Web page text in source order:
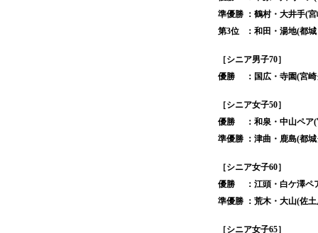
準優勝 ：鶴村・大井手(
第3位
：和田・湯地(都
［シニア男子70］
優勝
：国広・寺園(宮
［シニア女子50］
優勝
：和泉・中山ペ
準優勝 ：津曲・鹿島(都
［シニア女子60］
優勝
：江頭・白ケ澤
準優勝 ：荒木・大山(佐
［シニア女子65］